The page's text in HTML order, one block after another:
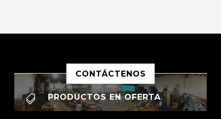
CONTÁCTENOS
 PRODUCTOS EN OFERTA